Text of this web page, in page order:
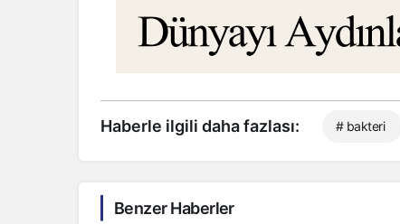
Haberle ilgili daha fazlası: # bakteri
Benzer Haberler